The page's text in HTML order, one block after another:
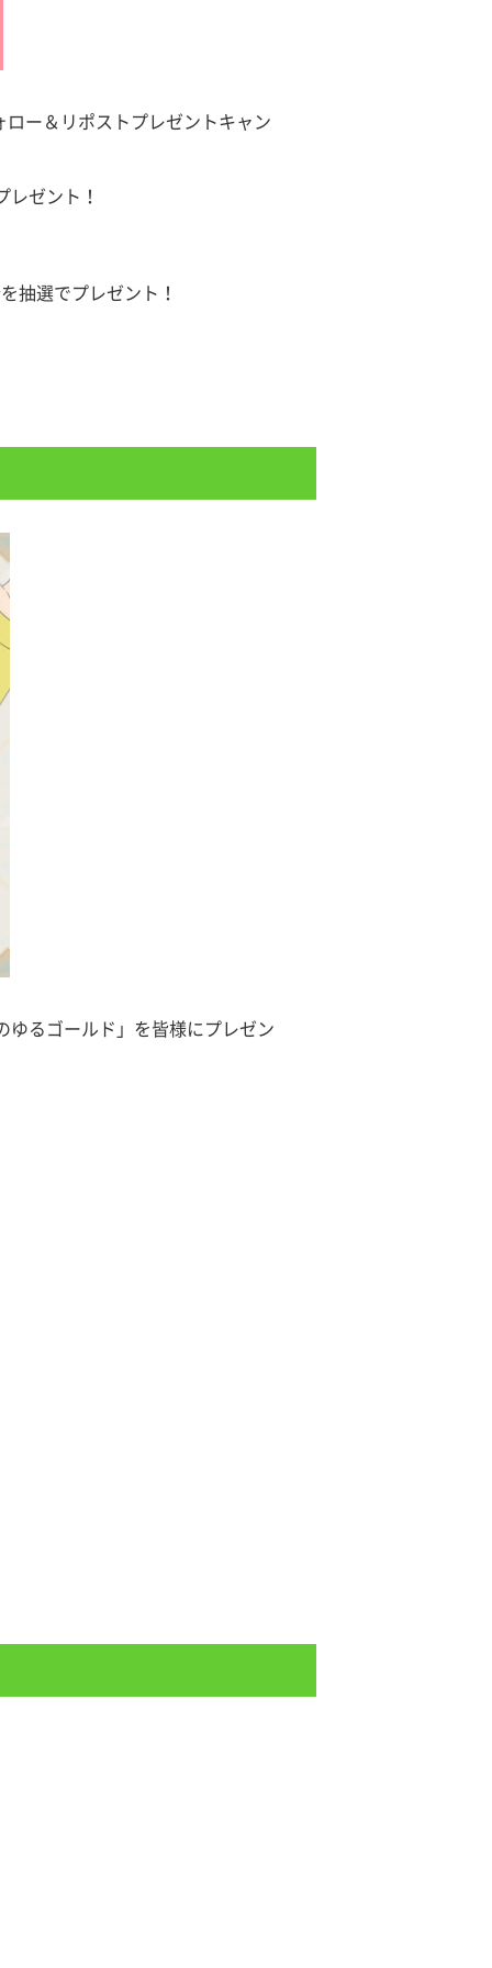
ー＆リポストプレゼントキャン
ゼント！
抽選でプレゼント！
るゴールド」を皆様にプレゼン